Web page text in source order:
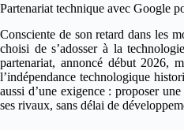
Partenariat technique avec Google
Consciente de son retard dans les
choisi de s’adosser à la
partenariat, annoncé début 2026,
l’indépendance technologique
aussi d’une exigence : proposer
ses rivaux, sans délai de